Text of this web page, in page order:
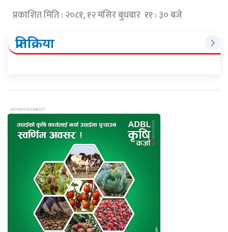
प्रकाशित मिति : २०८१, १२ मंसिर बुधबार ११ : ३० बजे
प्रतिक्रिया